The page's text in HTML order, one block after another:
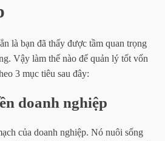
là bạn đã thấy được tầm quan trọng
Vậy làm thế nào để quản lý tốt vốn
3 mục tiêu sau đây:
doanh nghiệp
của doanh nghiệp. Nó nuôi sống